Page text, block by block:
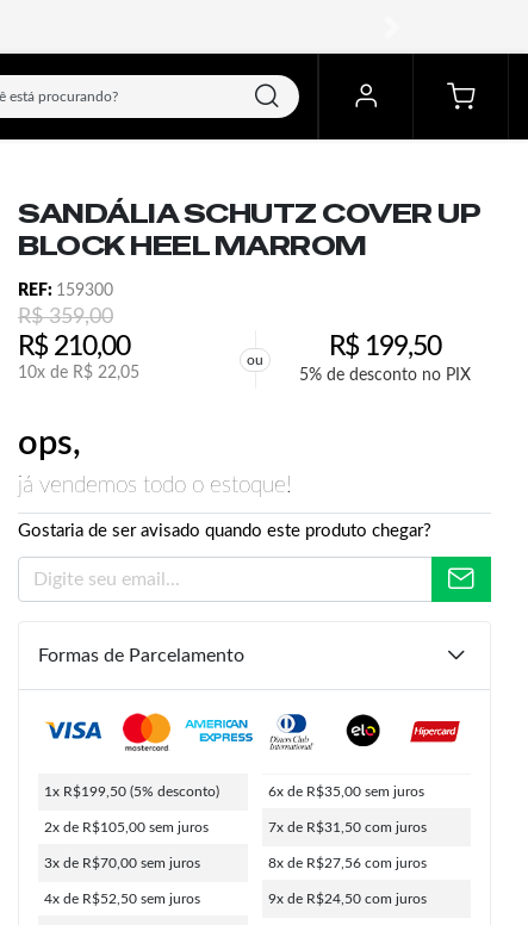
SANDÁLIA SCHUTZ COVER UP
BLOCK HEEL MARROM
REF: 159300
R$359,00
R$210,00
10x de R$ 22,05
ou R$199,50
5% de desconto no PIX
ops,
já vendemos todo o estoque!
Gostaria de ser avisado quando este produto chegar?
359,00
210,00
R$ 22,05
199,50
5% de desconto no PIX
Formas de Parcelamento
1x R$199,50 (5% desconto)
2x de R$105,00 sem juros
3x de R$70,00 sem juros
4x de R$52,50 sem juros
6x de R$35,00 sem juros
7x de R$31,50 com juros
8x de R$27,56 com juros
9x de R$24,50 com juros